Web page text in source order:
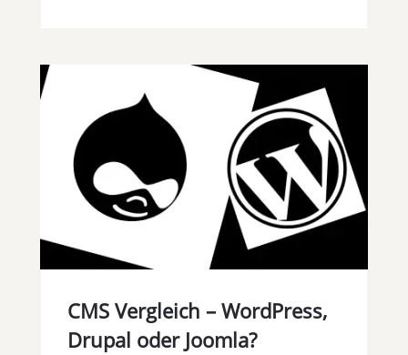
CMS Vergleich – WordPress,
Drupal oder Joomla?